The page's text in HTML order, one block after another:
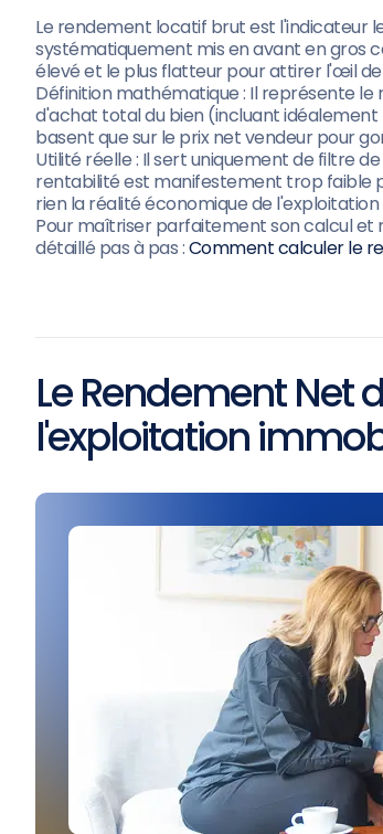
Le rendement locatif brut est l'indicateur
systématiquement mis en avant en gros
élevé et le plus flatteur pour attirer l'œil
Définition mathématique : Il représente
d'achat total du bien (incluant idéalement
basent que sur le prix net vendeur pour
Utilité réelle : Il sert uniquement de filtre
rentabilité est manifestement trop faible
rien la réalité économique de l'exploitation
Pour maîtriser parfaitement son calcul et
détaillé pas à pas :Comment calculer le
Le Rendement Net
l'exploitation